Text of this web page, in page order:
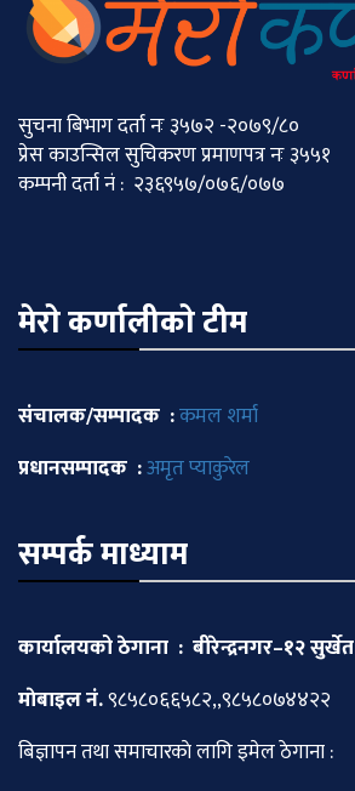
सुचना बिभाग दर्ता नः ३५७२ -२०७९/८०
प्रेस काउन्सिल सुचिकरण प्रमाणपत्र नः ३५५१
कम्पनी दर्ता नं : २३६९५७/०७६/०७७
मेराे कर्णालीकाे टीम
संचालक/सम्पादक :कमल शर्मा
प्रधानसम्पादक :अमृत प्याकुरेल
सम्पर्क माध्याम
कार्यालयको ठेगाना : बीरेन्द्रनगर–१२ सुर्खेत
माेबाइल नं.९८५८०६६५८२,,९८५८०७४४२२
बिज्ञापन तथा समाचारकाे लागि इमेल ठेगाना :